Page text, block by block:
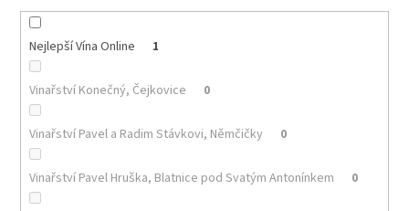
nabídka
Poslední
láhve
skladem
Cuvée
vína
Klarety
Nejlepší Vína Online 1
Vinařství Konečný, Čejkovice 0
Vinařství Pavel a Radim Stávkovi, Němčičky 0
Vinařství Pavel Hruška, Blatnice pod Svatým Antonínkem 0